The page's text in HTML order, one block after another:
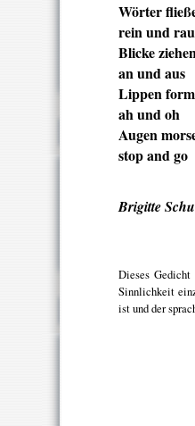
Wörter
rein und
Blicke
an und aus
Lippen
ah und oh
Augen
stop and go
Brigitte
Dieses Gedicht
Sinnlichkeit
ist und der